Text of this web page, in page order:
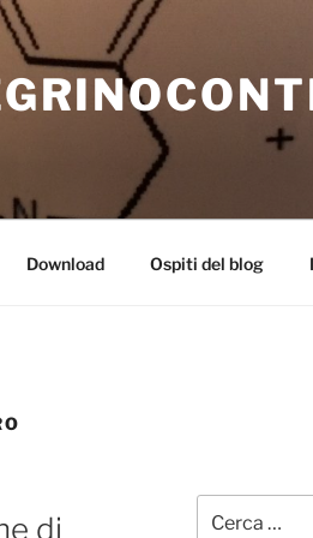
Download Ospiti del blog
di